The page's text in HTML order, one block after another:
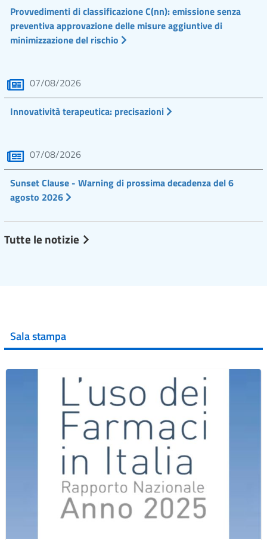
Provvedimenti di classificazione C(nn): emissione senza
preventiva approvazione delle misure aggiuntive di
minimizzazione del rischio
07/08/2026
Innovatività terapeutica: precisazioni
07/08/2026
Sunset Clause - Warning di prossima decadenza del 6
agosto 2026
Tutte le notizie
Sala stampa